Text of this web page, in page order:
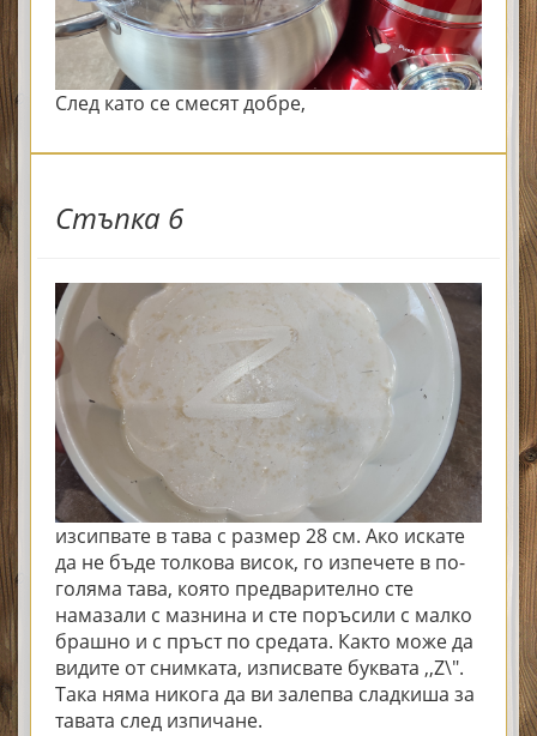
След като се смесят добре,
Стъпка 6
изсипвате в тава с размер 28 см. Ако искате
да не бъде толкова висок, го изпечете в по-
голяма тава, която предварително сте
намазали с мазнина и сте поръсили с малко
брашно и с пръст по средата. Както може да
видите от снимката, изписвате буквата ,,Z\".
Така няма никога да ви залепва сладкиша за
тавата след изпичане.